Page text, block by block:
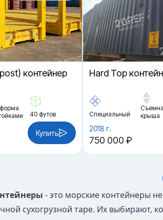
контейнер
40 футов
Купить
Hard Top
Специальный
крыша
2018 г.
750 000 ₽
- это морские контейнеры
сухогрузной таре. Их выбирают,